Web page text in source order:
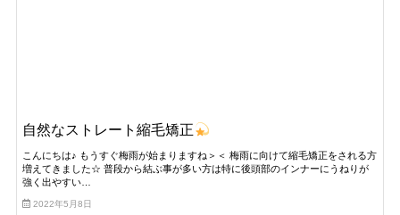
自然なストレート縮毛矯正
こんにちは♪ もうすぐ梅雨が始まりますね＞＜ 梅雨に向けて縮毛矯正をされる方
増えてきました☆ 普段から結ぶ事が多い方は特に後頭部のインナーにうねりが
強く出やすい…
2022年5月8日